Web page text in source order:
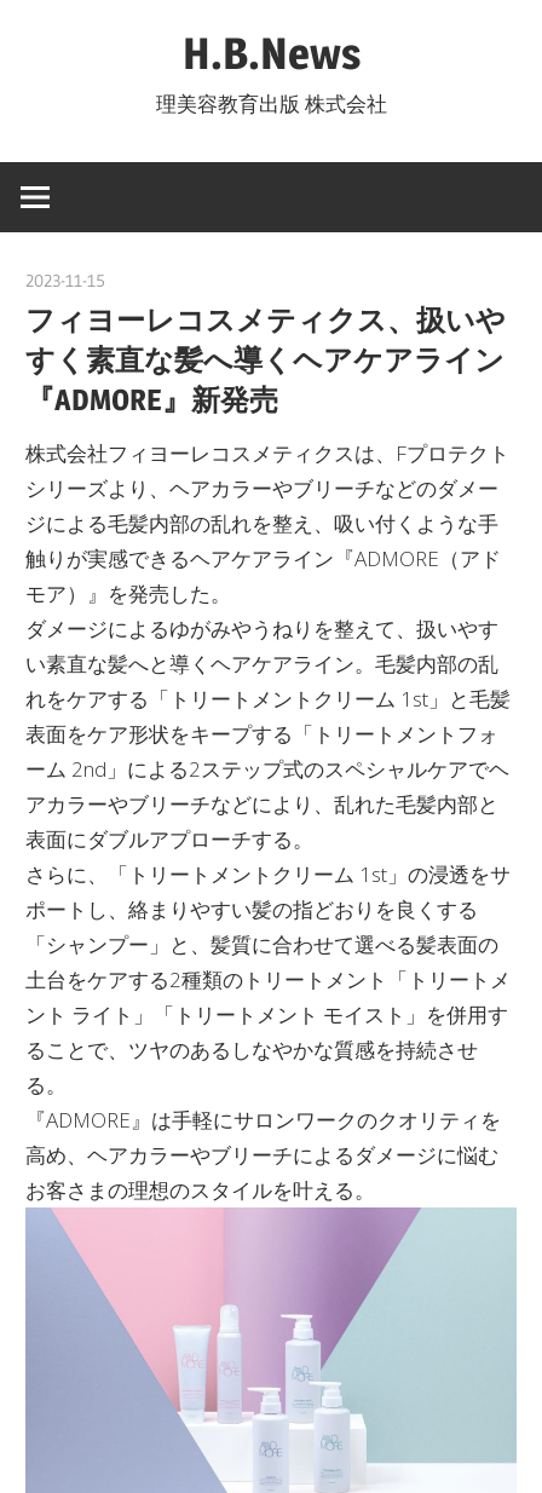
ツ
ス
H.B.News
理美容教育出版 株式会社
2023-11-15
フィヨーレコスメティクス、扱いや
すく素直な髪へ導くヘアケアライン
『ADMORE』新発売
株式会社フィヨーレコスメティクスは、Fプロテクト
シリーズより、ヘアカラーやブリーチなどのダメー
ジによる毛髪内部の乱れを整え、吸い付くような手
触りが実感できるヘアケアライン『ADMORE（アド
モア）』を発売した。
ダメージによるゆがみやうねりを整えて、扱いやす
い素直な髪へと導くヘアケアライン。毛髪内部の乱
れをケアする「トリートメントクリーム 1st」と毛髪
表面をケア形状をキープする「トリートメントフォ
ーム 2nd」による2ステップ式のスペシャルケアでヘ
アカラーやブリーチなどにより、乱れた毛髪内部と
表面にダブルアプローチする。
さらに、「トリートメントクリーム 1st」の浸透をサ
ポートし、絡まりやすい髪の指どおりを良くする
「シャンプー」と、髪質に合わせて選べる髪表面の
土台をケアする2種類のトリートメント「トリートメ
ント ライト」「トリートメント モイスト」を併用す
ることで、ツヤのあるしなやかな質感を持続させ
る。
『ADMORE』は手軽にサロンワークのクオリティを
高め、ヘアカラーやブリーチによるダメージに悩む
お客さまの理想のスタイルを叶える。